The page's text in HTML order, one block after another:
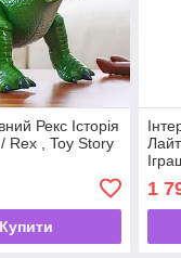
Рекс Історія
/ Rex , Toy Story
Купити
1